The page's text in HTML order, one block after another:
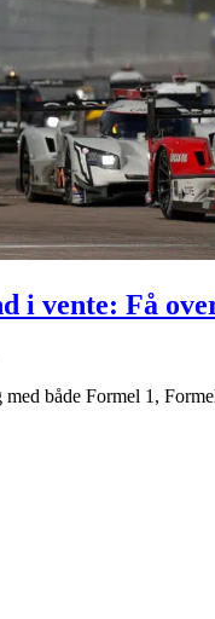
i vente: Få
både Formel 1,